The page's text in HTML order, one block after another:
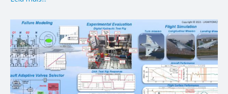
Trabalhos
PESQUISA E EXTENSÃO
Coluna de Carreira
Comunicações em Eventos